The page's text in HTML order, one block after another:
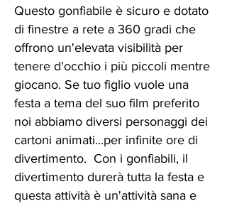
Questo gonfiabile è sicuro e dotato
di finestre a rete a 360 gradi che
offrono un'elevata visibilità per
tenere d'occhio i più piccoli mentre
giocano. Se tuo figlio vuole una
festa a tema del suo film preferito
noi abbiamo diversi personaggi dei
cartoni animati...per infinite ore di
divertimento. Con i gonfiabili, il
divertimento durerà tutta la festa e
questa attività è un'attività sana e